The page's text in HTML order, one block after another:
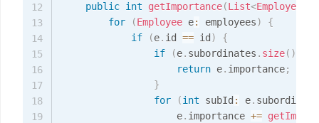
public int getImportance(List<Employee
for
(Employee e: employees)
{
if
(e. id == id )
{
if
(e. subordinates . size( )
return e. importance;
}
for
(int subId : e.
                    e
. importance +=
12
13
14
15
16
17
18
19